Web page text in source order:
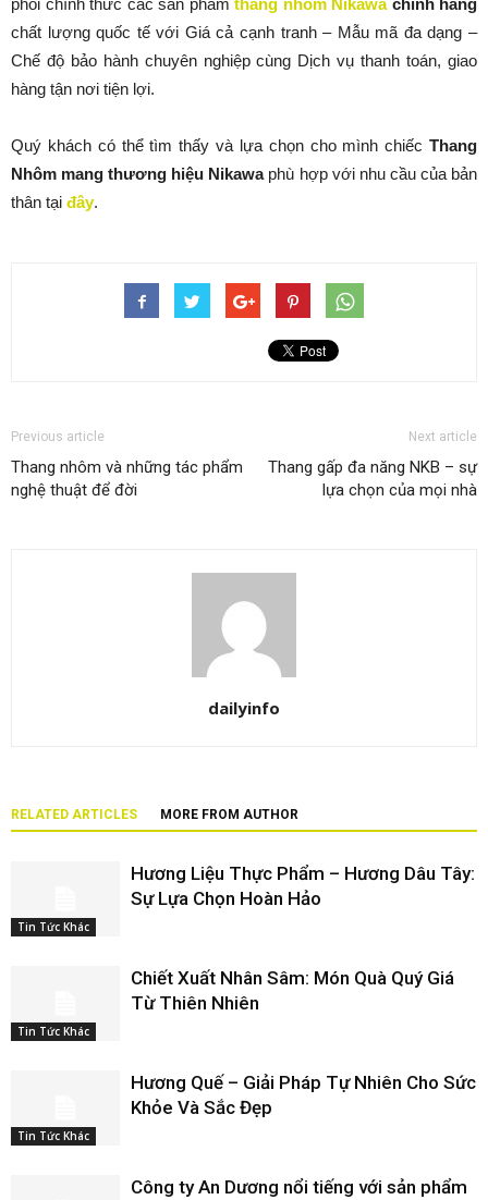
phối chính thức các sản phẩm thang nhôm Nikawa chính hãng
chất lượng quốc tế với Giá cả cạnh tranh – Mẫu mã đa dạng –
Chế độ bảo hành chuyên nghiệp cùng Dịch vụ thanh toán, giao
hàng tận nơi tiện lợi.
Quý khách có thể tìm thấy và lựa chọn cho mình chiếc Thang
Nhôm mang thương hiệu Nikawaphù hợp với nhu cầu của bản
thân tại đây.
Previous article
Thang nhôm và những tác phẩm
nghệ thuật để đời
Next article
Thang gấp đa năng NKB – sự
lựa chọn của mọi nhà
dailyinfo
RELATED ARTICLES MORE FROM AUTHOR
Tin Tức Khác
Hương Liệu Thực Phẩm – Hương Dâu Tây:
Sự Lựa Chọn Hoàn Hảo
Tin Tức Khác
Chiết Xuất Nhân Sâm: Món Quà Quý Giá
Từ Thiên Nhiên
Tin Tức Khác
Hương Quế – Giải Pháp Tự Nhiên Cho Sức
Khỏe Và Sắc Đẹp
Công ty An Dương nổi tiếng với sản phẩm